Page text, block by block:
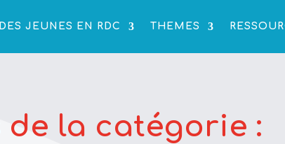
JEUNES EN RDC THEMES
de la catégorie :